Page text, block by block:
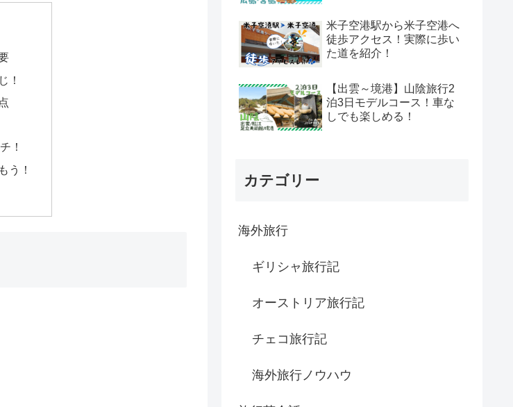
！
！
う！
米子空港駅から米子空港へ
徒歩アクセス！実際に歩い
た道を紹介！
【出雲～境港】山陰旅行2
泊3日モデルコース！車な
しでも楽しめる！
カテゴリー
海外旅行
ギリシャ旅行記
オーストリア旅行記
チェコ旅行記
海外旅行ノウハウ